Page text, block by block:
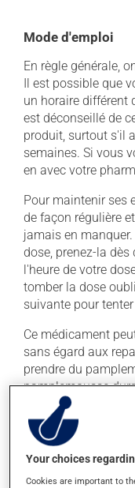
Mode d'emploi
En règle générale,
Il est possible que
un horaire différent
est déconseillé de
produit, surtout s'il
semaines. Si vous
en avec votre
Pour maintenir ses
de façon régulière
jamais en
dose, prenez-la dès
l'heure de votre
tomber la dose
suivante pour
Ce médicament
sans égard aux
prendre du
pamplemousse
pamplemousse
votre médicament.
Évitez la
Your choices
Cookies are important to